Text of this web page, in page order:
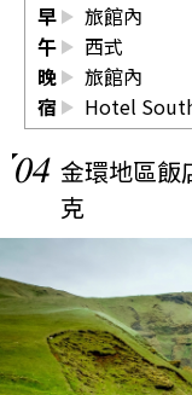
早
旅館內
午
西式
晚
旅館內
宿
Hotel
04 金環地區飯
克